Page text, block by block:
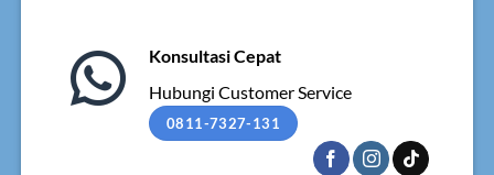
Konsultasi Cepat
Hubungi Customer Service
0811-7327-131